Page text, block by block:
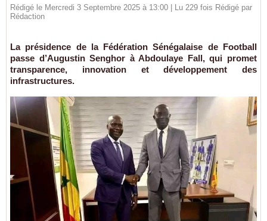
Rédigé le Mercredi 3 Septembre 2025 à 13:00 | Lu 229 fois Rédigé par
Rédaction
La présidence de la Fédération Sénégalaise de Football
passe d’Augustin Senghor à Abdoulaye Fall, qui promet
transparence, innovation et développement des
infrastructures.